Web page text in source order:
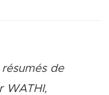
umés de
WATHI,